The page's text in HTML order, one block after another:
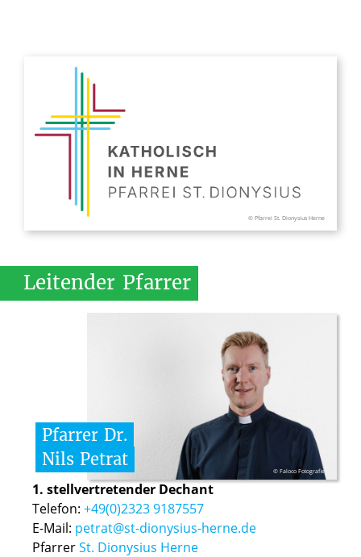
© Pfarrei St. Dionysius Herne
Leitender Pfarrer
© Faloco Fotografie
Pfarrer Dr.
Nils Petrat
1. stellvertretender Dechant
Telefon: +49(0)2323 9187557
E-Mail: petrat@st-dionysius-herne.de
PfarrerSt. Dionysius Herne